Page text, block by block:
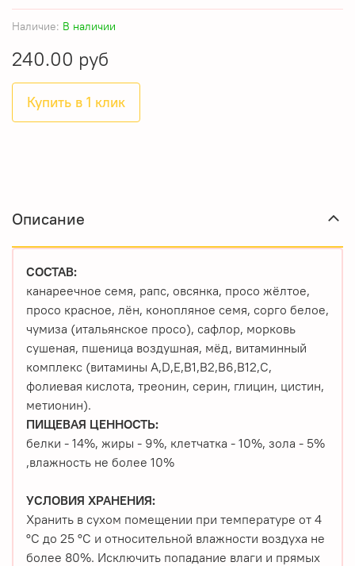
Наличие: В наличии
240.00 руб
Купить в 1 клик
Описание
СОСТАВ:
канареечное семя, рапс, овсянка, просо жёлтое,
просо красное, лён, конопляное семя, сорго белое,
чумиза (итальянское просо), сафлор, морковь
сушеная, пшеница воздушная, мёд, витаминный
комплекс (витамины A,D,E,B1,B2,B6,B12,C,
фолиевая кислота, треонин, серин, глицин, цистин,
метионин).
ПИЩЕВАЯ ЦЕННОСТЬ:
белки - 14%, жиры - 9%, клетчатка - 10%, зола - 5%
,влажность не более 10%
УСЛОВИЯ ХРАНЕНИЯ:
Хранить в сухом помещении при температуре от 4
°С до 25 °С и относительной влажности воздуха не
более 80%. Исключить попадание влаги и прямых